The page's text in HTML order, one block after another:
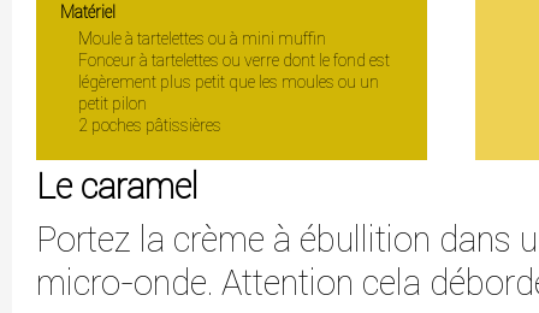
Matériel
Moule à tartelettes ou à mini muffin
Fonceur à tartelettes ou verre dont le fond est
légèrement plus petit que les moules ou un
petit pilon
2 poches pâtissières
Le caramel
Portez la crème à ébullition dans
micro-onde. Attention cela